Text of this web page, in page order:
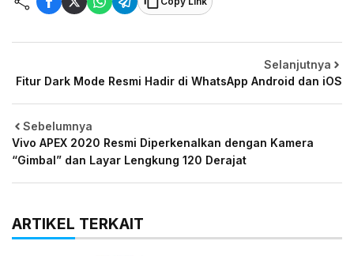
Sebelumnya
Vivo APEX 2020 Resmi Diperkenalkan dengan Kamera
“Gimbal” dan Layar Lengkung 120 Derajat
Selanjutnya
Fitur Dark Mode Resmi Hadir di WhatsApp Android dan iOS
ARTIKEL TERKAIT